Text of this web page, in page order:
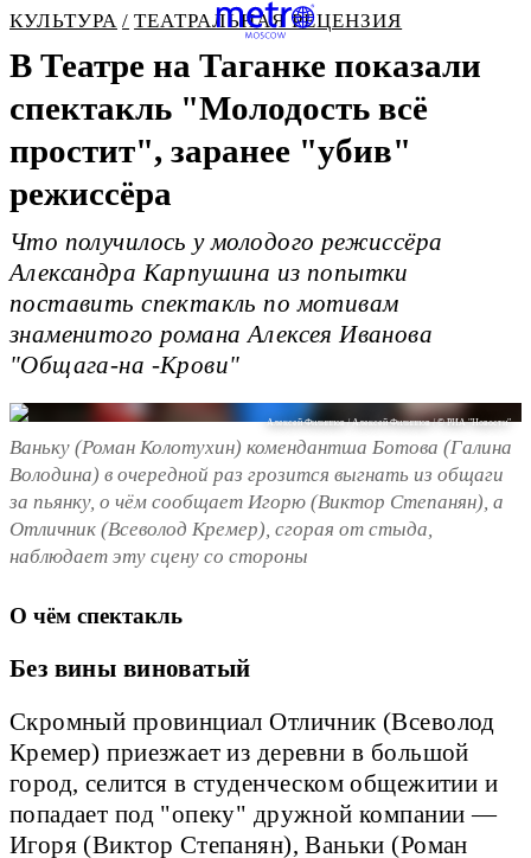
КУЛЬТУРА ТЕАТРАЛЬНАЯ РЕЦЕНЗИЯ
В Театре на Таганке показали
спектакль "Молодость всё
простит", заранее "убив"
режиссёра
Что получилось у молодого режиссёра
Александра Карпушина из попытки
поставить спектакль по мотивам
знаменитого романа Алексея Иванова
"Общага-на -Крови"
Алексей Филиппов / Алексей Филиппов / © РИА "Новости"
Ваньку (Роман Колотухин) комендантша Ботова (Галина
Володина) в очередной раз грозится выгнать из общаги
за пьянку, о чём сообщает Игорю (Виктор Степанян), а
Отличник (Всеволод Кремер), сгорая от стыда,
наблюдает эту сцену со стороны
О чём спектакль
Без вины виноватый
Скромный провинциал Отличник (Всеволод
Кремер) приезжает из деревни в большой
город, селится в студенческом общежитии и
попадает под "опеку" дружной компании —
Игоря (Виктор Степанян), Ваньки (Роман